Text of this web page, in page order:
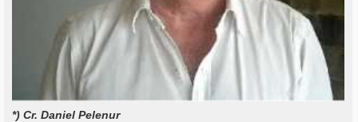
*) Cr. Daniel Pelenur